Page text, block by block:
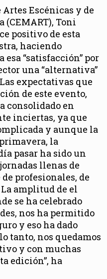
Escénicas y de
(CEMART), Toni
positivo de esta
haciendo
“satisfacción” por
una “alternativa”
expectativas que
de este evento,
consolidado en
inciertas, ya que
y aunque la
la
pasar ha sido un
llenas de
profesionales, de
amplitud de el
se ha celebrado
nos ha permitido
y eso ha dado
tanto, nos quedamos
y con muchas
edición”, ha